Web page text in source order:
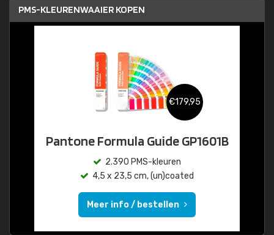
PMS-KLEURENWAAIER KOPEN
€179,95
Pantone Formula Guide GP1601B
2.390 PMS-kleuren
4,5 x 23,5 cm, (un)coated
Meer info / bestellen